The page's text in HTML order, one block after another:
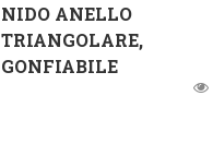
NIDO ANELLO
TRIANGOLARE,
GONFIABILE